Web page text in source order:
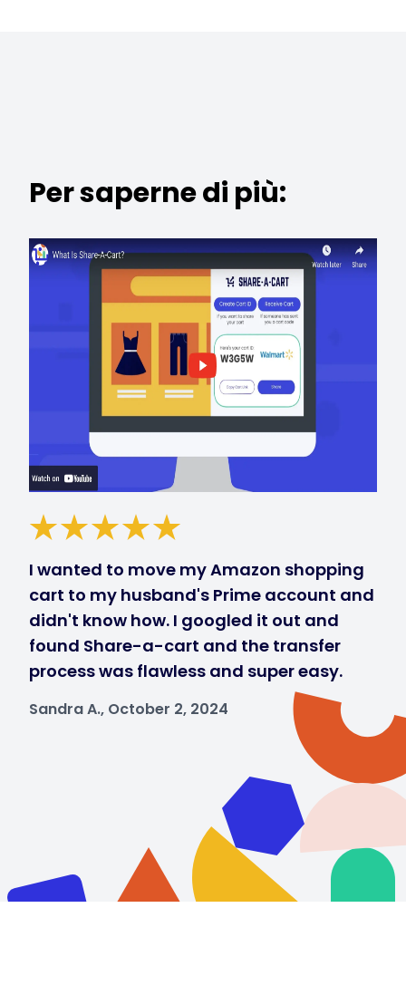
Per saperne di più:
I wanted to move my Amazon shopping
cart to my husband's Prime account and
didn't know how. I googled it out and
found Share-a-cart and the transfer
process was flawless and super easy.
Sandra A., October 2, 2024